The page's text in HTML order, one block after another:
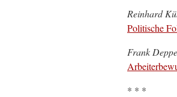
Reinhard
Politische
Frank Deppe
* * *